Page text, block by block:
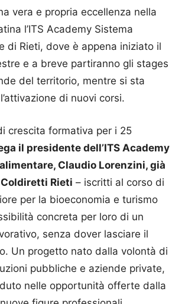
vera e propria eccellenza nella
l’ITS Academy Sistema
di Rieti, dove è appena iniziato il
e a breve partiranno gli stages
del territorio, mentre si sta
di nuovi corsi.
crescita formativa per i 25
il presidente dell’ITS Academy
Claudio Lorenzini, già
Rieti – iscritti al corso di
per la bioeconomia e turismo
concreta per loro di un
senza dover lasciare il
Un progetto nato dalla volontà di
pubbliche e aziende private,
nelle opportunità offerte dalla